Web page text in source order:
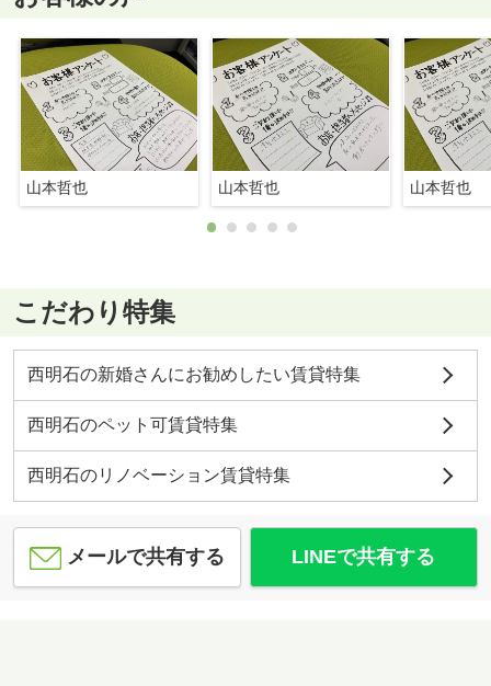
山本哲也 山本哲也 山本哲也
こだわり特集
西明石の新婚さんにお勧めしたい賃貸特集
西明石のペット可賃貸特集
西明石のリノベーション賃貸特集
メールで共有する LINEで共有する